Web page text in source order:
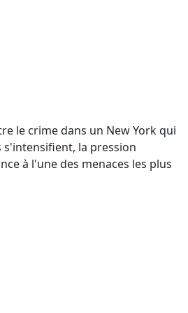
le crime dans un New York qui
s'intensifient, la pression
à l'une des menaces les plus